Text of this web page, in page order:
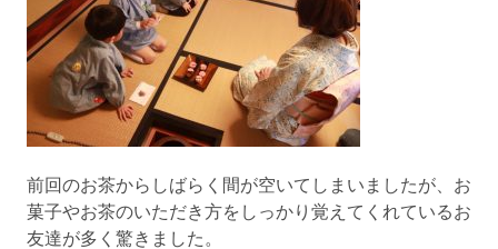
前回のお茶からしばらく間が空いてしまいましたが、お
菓子やお茶のいただき方をしっかり覚えてくれているお
友達が多く驚きました。